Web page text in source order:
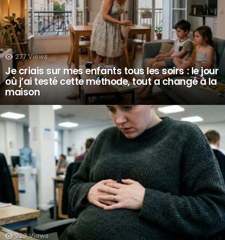
277 Views
Je criais sur mes enfants tous les soirs : le jour
où j’ai testé cette méthode, tout a changé à la
maison
228 Views